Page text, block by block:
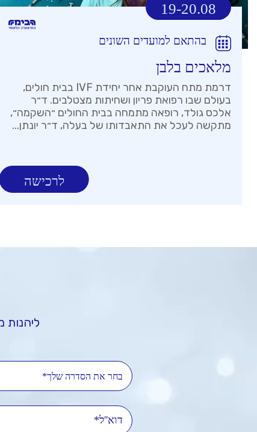
19-20.08
בהתאם למועדים השונים
מלאכים בלבן
דרמת מתח העוקבת אחר יחידת IVF בבית חולים,
בעולם שבו רפואת פריון ושחיתות מצטלבים. ד״ר
אלכס גולד, רופאה מתמחה בבית החולים ״השקמה״,
מתקשה לעכל את התאבדותו של בעלה, ד״ר יונתן...
לרכישה
ליהנות
בחר את הסדרה שלך*